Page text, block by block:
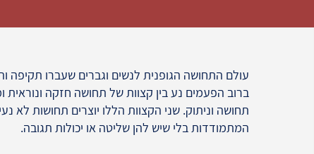
עולם התחושה הגופנית לנשים וגברים שעברו תקיפה
ברוב הפעמים נע בין קצוות של תחושה חזקה ונוראית
תחושה וניתוק. שני הקצוות הללו יוצרים תחושות לא
המתמודדות בלי שיש להן שליטה או יכולות תגובה.